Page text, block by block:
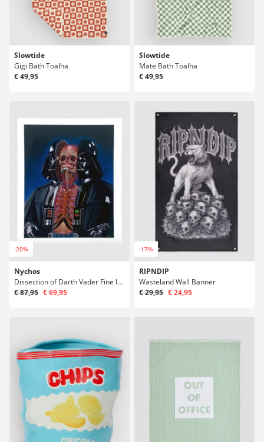
Slowtide
Gigi Bath Toalha
€ 49,95
Slowtide
Mate Bath Toalha
€ 49,95
-20%
Nychos
Dissection of Darth Vader Fine Impressão de arte
€ 87,95 € 69,95
-17%
RIPNDIP
Wasteland Wall Banner
€ 29,95 € 24,95